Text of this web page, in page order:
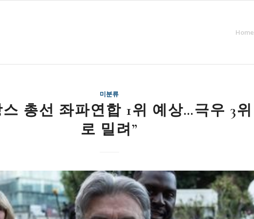
Home
미분류
스 총선 좌파연합 1위 예상…극우 3위
로 밀려”